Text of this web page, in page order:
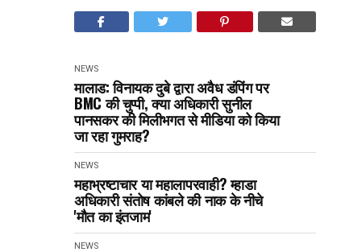
NEWS
मालाड: विनायक दुबे द्वारा अवैध डंपिंग पर
BMC की चुप्पी, क्या अधिकारी सुनील
पानसकर की मिलीभगत से मीडिया को किया
जा रहा गुमराह?
NEWS
महाभ्रष्टाचार या महालापरवाही? म्हाडा
अधिकारी संतोष कांबले की नाक के नीचे
'मौत का इंतजाम'
NEWS